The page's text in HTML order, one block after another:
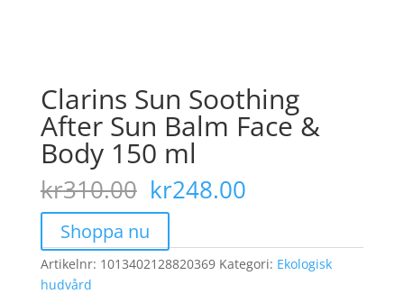
Clarins Sun Soothing
After Sun Balm Face &
Body 150 ml
kr310.00 Det
ursprungliga
priset
var:
kr310.00.
kr248.00Det
är:
kr248.00.
Shoppa nu
Artikelnr: 1013402128820369 Kategori: Ekologisk
hudvård